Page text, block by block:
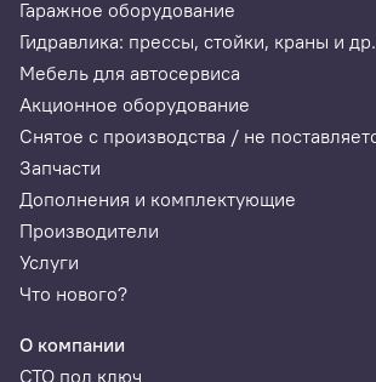
Трижды верное решение
Гаражное оборудование
Гидравлика: прессы, стойки, краны и др.
Мебель для автосервиса
Акционное оборудование
Снятое с производства / не
Запчасти
Дополнения и комплектующие
Производители
Услуги
Что нового?
О компании
СТО под ключ